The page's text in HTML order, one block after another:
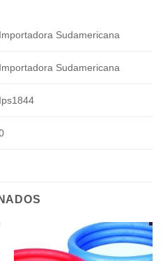
Importadora Sudamericana
Importadora Sudamericana
Ips1844